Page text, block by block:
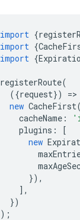
import {
import {
import {
registerRoute(
({request}) =>
new CacheFirst
cacheName :
plugins :
[
new
}),
],
})
);